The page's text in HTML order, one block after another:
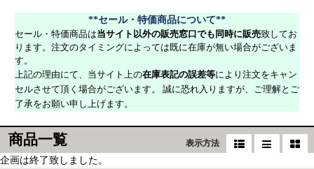
**セール・特価商品について**
セール・特価商品は当サイト以外の販売窓口でも同時に販売致してお
ります。注文のタイミングによっては既に在庫が無い場合がございま
す。
上記の理由にて、当サイト上の在庫表記の誤差等により注文をキャン
セルさせて頂く場合がございます。 誠に恐れ入りますが、ご理解とご
了承をお願い申し上げます。
商品一覧 表示方法
企画は終了致しました。